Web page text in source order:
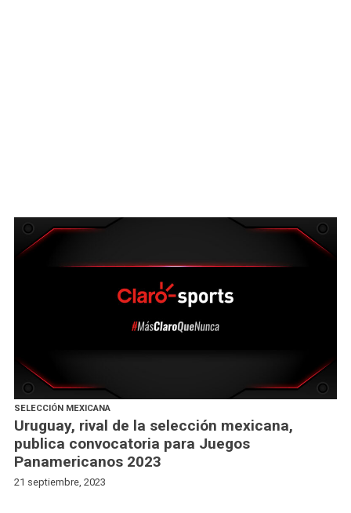
SELECCIÓN MEXICANA
Uruguay, rival de la selección mexicana,
publica convocatoria para Juegos
Panamericanos 2023
21 septiembre, 2023